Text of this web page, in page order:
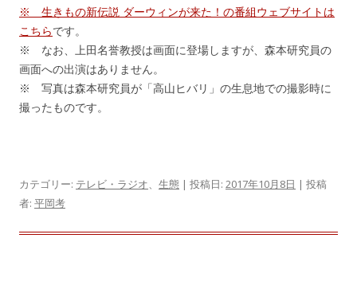
※ 生きもの新伝説 ダーウィンが来た！の番組ウェブサイトは
こちらです。
※ なお、上田名誉教授は画面に登場しますが、森本研究員の
画面への出演はありません。
※ 写真は森本研究員が「高山ヒバリ」の生息地での撮影時に
撮ったものです。
カテゴリー: テレビ・ラジオ 生態 | 投稿日: 2017年10月8日 | 投稿
者: 平岡考